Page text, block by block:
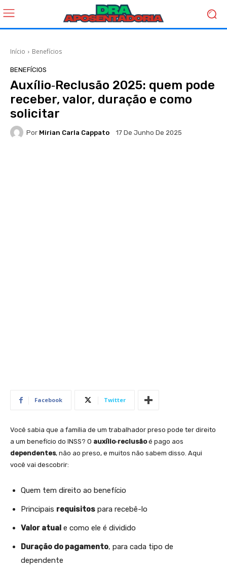
Início Benefícios
BENEFÍCIOS
Auxílio‑Reclusão 2025: quem pode
receber, valor, duração e como
solicitar
Por Mirian Carla Cappato 17 De Junho De 2025
Facebook Twitter
Você sabia que a família de um trabalhador preso pode ter direito
a um benefício do INSS? O auxílio‑reclusãoé pago aos
dependentes, não ao preso, e muitos não sabem disso. Aqui
você vai descobrir:
Quem tem direito ao benefício
Principais requisitos para recebê-lo
Valor atual e como ele é dividido
Duração do pagamento, para cada tipo de
dependente